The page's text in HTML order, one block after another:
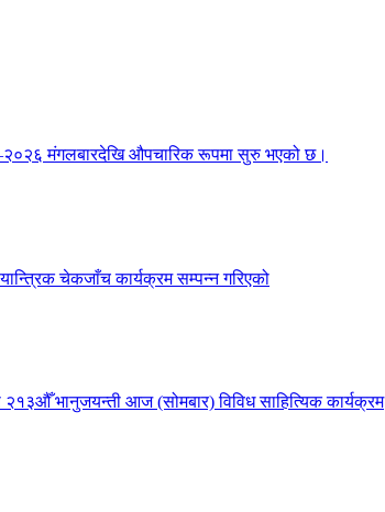
मंगलबारदेखि औपचारिक रूपमा सुरु भएको छ।
चेकजाँच कार्यक्रम सम्पन्न गरिएको
२१३औँ भानुजयन्ती आज (सोमबार) विविध साहित्यिक कार्यक्रम